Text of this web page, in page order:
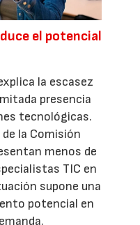
el potencial
la escasez
presencia
tecnológicas.
la Comisión
menos de
TIC en
supone una
potencial en